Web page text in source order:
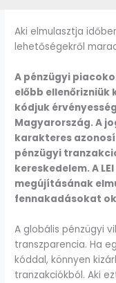
Aki elmulasztja
lehetőségekről
A pénzügyi
előbb ellenőrizniük
kódjuk
Magyarország. A
karakteres
pénzügyi
kereskedelem. A
megújításának
fennakadásokat
A globális pénzügyi
transzparencia. Ha
kóddal, könnyen
tranzakciókból. Aki